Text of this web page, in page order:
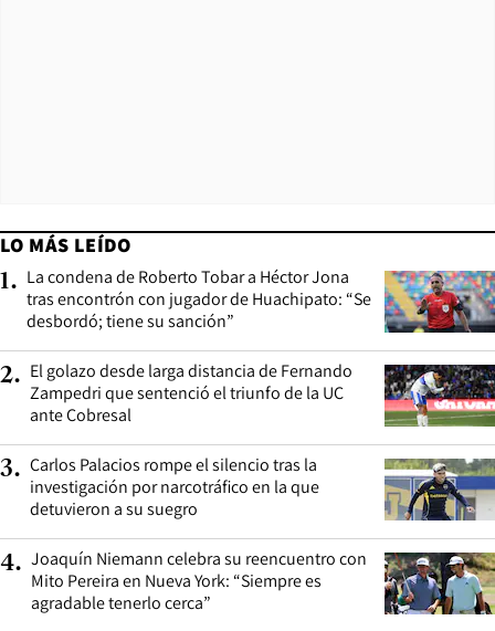
LO MÁS LEÍDO
1. La condena de Roberto Tobar a Héctor Jona
tras encontrón con jugador de Huachipato: “Se
desbordó; tiene su sanción”
2. El golazo desde larga distancia de Fernando
Zampedri que sentenció el triunfo de la UC
ante Cobresal
3. Carlos Palacios rompe el silencio tras la
investigación por narcotráfico en la que
detuvieron a su suegro
4. Joaquín Niemann celebra su reencuentro con
Mito Pereira en Nueva York: “Siempre es
agradable tenerlo cerca”